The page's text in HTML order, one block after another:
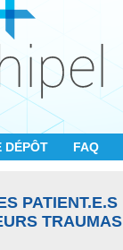
DÉPÔT FAQ
PATIENT.E.S
TRAUMAS